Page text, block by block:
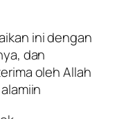
ini dengan
dan
oleh Allah